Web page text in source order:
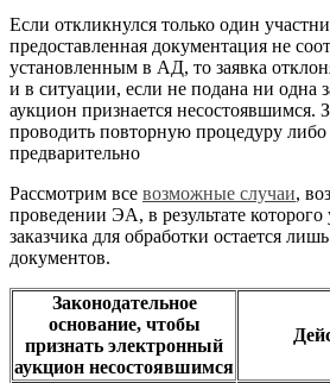
Если откликнулся только один
предоставленная документация не
установленным в АД, то заявка
и в ситуации, если не подана ни одна
аукцион признается несостоявшимся.
проводить повторную процедуру либо
предварительно
Рассмотрим все возможные случаи,
проведении ЭА, в результате
заказчика для обработки остается
документов.
Законодательное
основание, чтобы
признать электронный
аукцион несостоявшимся